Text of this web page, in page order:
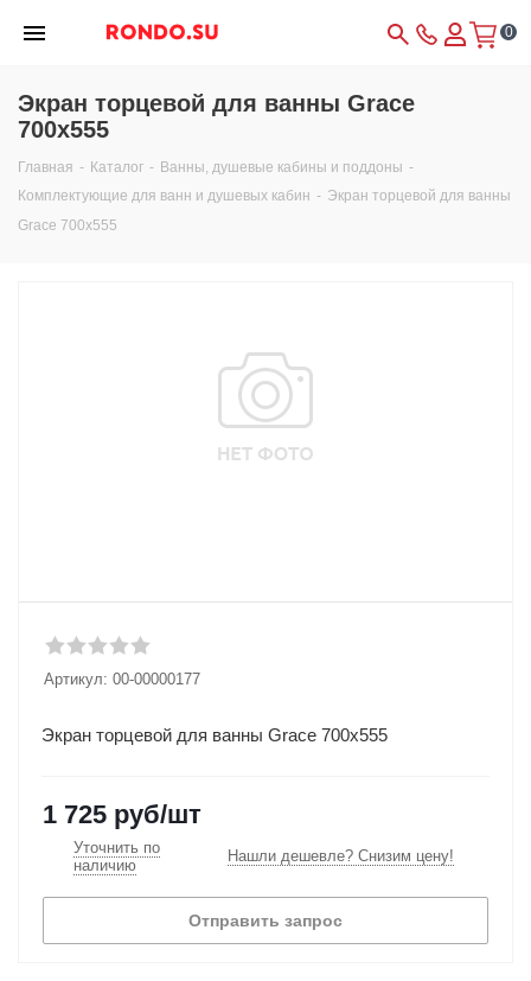
0
Экран торцевой для ванны Gracе
700х555
Главная - Каталог - Ванны, душевые кабины и поддоны -
Комплектующие для ванн и душевых кабин - Экран торцевой для ванны
Gracе 700х555
Артикул: 00-00000177
Экран торцевой для ванны Gracе 700х555
1 725 руб/шт
Уточнить по
наличию
Нашли дешевле? Снизим цену!
Отправить запрос